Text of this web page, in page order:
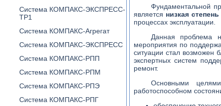
Система КОМПАКС-ЭКСПРЕСС-
ТР1
Система КОМПАКС-Агрегат
Система КОМПАКС-ЭКСПРЕСС
Система КОМПАКС-РПП
Система КОМПАКС-РПМ
Система КОМПАКС-РПЭ
Система КОМПАКС-РПГ
Фундаментальной
является низкая
процессах эксплуатации.
Данная проблема
мероприятия по
ситуации стал возможен
экспертных систем
ремонт.
Основными
работоспособном